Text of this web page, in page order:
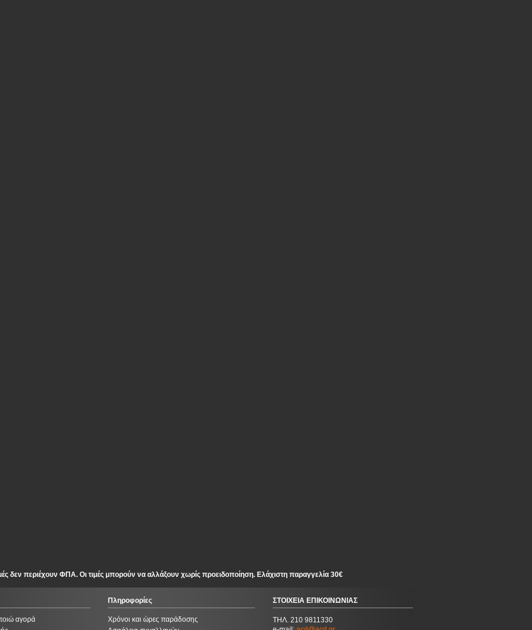
δεν περιέχουν ΦΠΑ. Οι τιμές μπορούν να αλλάξουν χωρίς προειδοποίηση. Ελάχιστη παραγγελία 30€
αγορά
Πληροφορίες
Χρόνοι και ώρες παράδοσης
ΣΤΟΙΧΕΙΑ ΕΠΙΚΟΙΝΩΝΙΑΣ
ΤΗΛ. 210 9811330